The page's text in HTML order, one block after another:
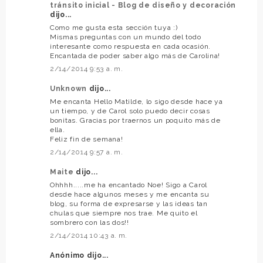
tránsito inicial - Blog de diseño y decoración
dijo...
Como me gusta esta sección tuya :)
Mismas preguntas con un mundo del todo
interesante como respuesta en cada ocasión.
Encantada de poder saber algo más de Carolina!
2/14/2014 9:53 a. m.
Unknown dijo...
Me encanta Hello Matilde, lo sigo desde hace ya
un tiempo, y de Carol solo puedo decir cosas
bonitas. Gracias por traernos un poquito más de
ella.
Feliz fin de semana!
2/14/2014 9:57 a. m.
Maite dijo...
Ohhhh.....me ha encantado Noe! Sigo a Carol
desde hace algunos meses y me encanta su
blog, su forma de expresarse y las ideas tan
chulas que siempre nos trae. Me quito el
sombrero con las dos!!
2/14/2014 10:43 a. m.
Anónimo dijo...